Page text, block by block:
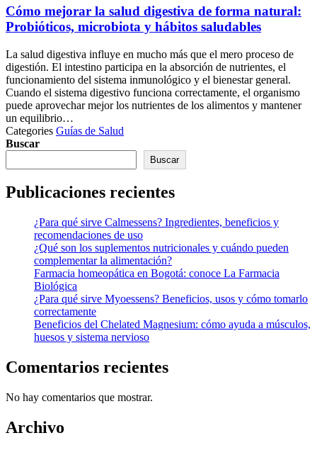
Cómo mejorar la salud digestiva de forma natural:
Probióticos, microbiota y hábitos saludables
La salud digestiva influye en mucho más que el mero proceso de
digestión. El intestino participa en la absorción de nutrientes, el
funcionamiento del sistema inmunológico y el bienestar general.
Cuando el sistema digestivo funciona correctamente, el organismo
puede aprovechar mejor los nutrientes de los alimentos y mantener
un equilibrio…
Categories Guías de Salud
Buscar
Buscar
Publicaciones recientes
¿Para qué sirve Calmessens? Ingredientes, beneficios y
recomendaciones de uso
¿Qué son los suplementos nutricionales y cuándo pueden
complementar la alimentación?
Farmacia homeopática en Bogotá: conoce La Farmacia
Biológica
¿Para qué sirve Myoessens? Beneficios, usos y cómo tomarlo
correctamente
Beneficios del Chelated Magnesium: cómo ayuda a músculos,
huesos y sistema nervioso
Comentarios recientes
No hay comentarios que mostrar.
Archivo